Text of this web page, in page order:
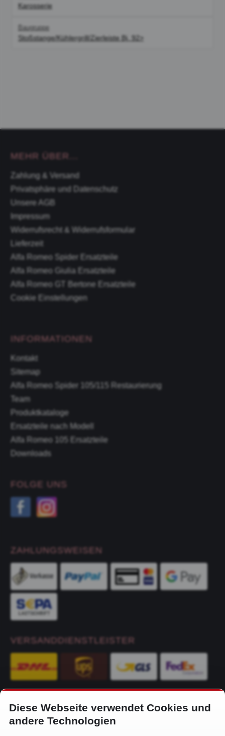
Karosserie
Baugruppe
Stoßstange/Kühlergrill/Zierleiste Bj. 92>
MEHR ÜBER...
Zahlung & Versand
Privatsphäre und Datenschutz
Unsere AGB
Impressum
Widerrufsrecht & Widerrufsformular
Lieferzeit
Alfa Romeo Spider Ersatzteile
Alfa Romeo Giulia Ersatzteile
Alfa Romeo GT Bertone Ersatzteile
Cookie Einstellungen
INFORMATIONEN
Kontakt
Sitemap
Alfa Romeo Spider 105/115 Restaurierung
Team
Produktkataloge
Ersatzteile nach Modell
Alfa Romeo 105 Ersatzteile
Downloads
FOLGE UNS
ZAHLUNGSWEISEN
VERSANDDIENSTLEISTER
KONTAKT
Alfa-Service Hurtienne GmbH
Diese Webseite verwendet Cookies und
andere Technologien